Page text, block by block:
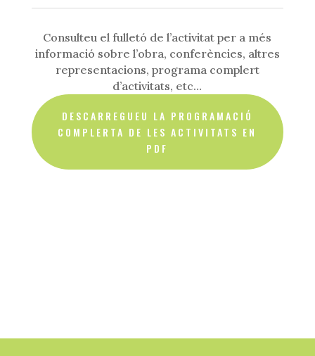
Consulteu el fulletó de l’activitat per a més
informació sobre l’obra, conferències, altres
representacions, programa complert
d’activitats, etc…
DESCARREGUEU LA PROGRAMACIÓ
COMPLERTA DE LES ACTIVITATS EN
PDF